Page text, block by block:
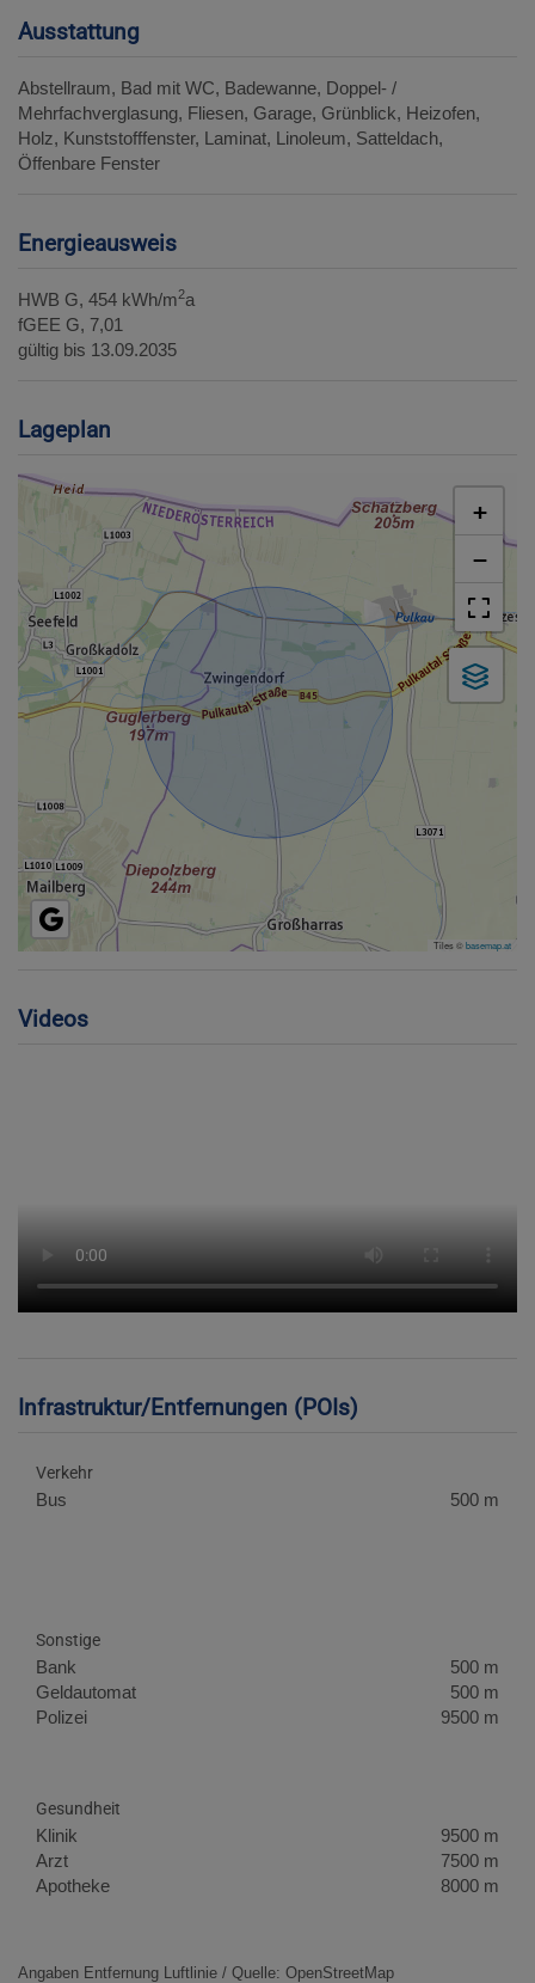
Ausstattung
Abstellraum Bad mit WC Badewanne Doppel- /
Mehrfachverglasung Fliesen Garage Grünblick Heizofen
Holz Kunststofffenster Laminat Linoleum Satteldach
Öffenbare Fenster
Energieausweis
HWB G, 454 kWh/m2a
fGEE G, 7,01
gültig bis 13.09.2035
Lageplan
+
−
Tiles ©basemap.at
Videos
Infrastruktur/Entfernungen (POIs)
Verkehr
Bus 500 m
Sonstige
Bank
500 m
Geldautomat
500 m
Polizei
9500 m
Gesundheit
Klinik
9500 m
Arzt
7500 m
Apotheke
8000 m
Angaben Entfernung Luftlinie / Quelle: OpenStreetMap